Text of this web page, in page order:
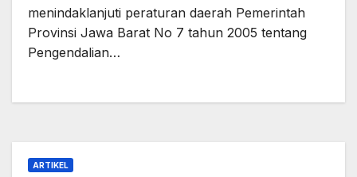
menindaklanjuti peraturan daerah Pemerintah
Provinsi Jawa Barat No 7 tahun 2005 tentang
Pengendalian…
ARTIKEL